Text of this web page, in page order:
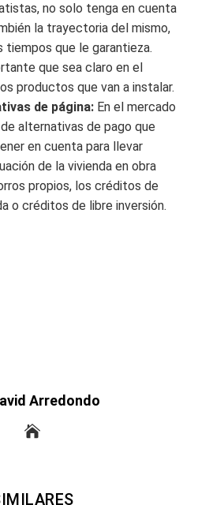
no solo tenga en cuenta
la trayectoria del mismo,
tiempos que le garantieza.
que sea claro en el
productos que van a instalar.
de página: En el mercado
de alternativas de pago que
en cuenta para llevar
de la vivienda en obra
propios, los créditos de
o créditos de libre inversión.
Arredondo